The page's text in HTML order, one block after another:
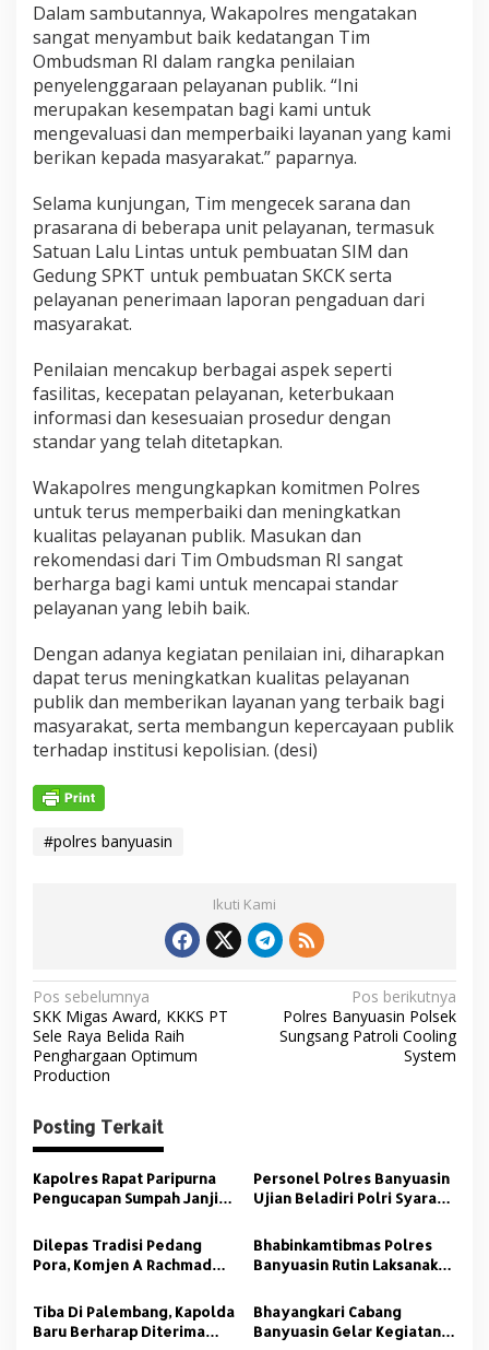
Dalam sambutannya, Wakapolres mengatakan
sangat menyambut baik kedatangan Tim
Ombudsman RI dalam rangka penilaian
penyelenggaraan pelayanan publik. “Ini
merupakan kesempatan bagi kami untuk
mengevaluasi dan memperbaiki layanan yang kami
berikan kepada masyarakat.” paparnya.
Selama kunjungan, Tim mengecek sarana dan
prasarana di beberapa unit pelayanan, termasuk
Satuan Lalu Lintas untuk pembuatan SIM dan
Gedung SPKT untuk pembuatan SKCK serta
pelayanan penerimaan laporan pengaduan dari
masyarakat.
Penilaian mencakup berbagai aspek seperti
fasilitas, kecepatan pelayanan, keterbukaan
informasi dan kesesuaian prosedur dengan
standar yang telah ditetapkan.
Wakapolres mengungkapkan komitmen Polres
untuk terus memperbaiki dan meningkatkan
kualitas pelayanan publik. Masukan dan
rekomendasi dari Tim Ombudsman RI sangat
berharga bagi kami untuk mencapai standar
pelayanan yang lebih baik.
Dengan adanya kegiatan penilaian ini, diharapkan
dapat terus meningkatkan kualitas pelayanan
publik dan memberikan layanan yang terbaik bagi
masyarakat, serta membangun kepercayaan publik
terhadap institusi kepolisian. (desi)
#polres banyuasin
Ikuti Kami
N
a
v
i
g
a
s
i
p
o
s
Pos sebelumnya
SKK Migas Award, KKKS PT
Sele Raya Belida Raih
Penghargaan Optimum
Production
Pos berikutnya
Polres Banyuasin Polsek
Sungsang Patroli Cooling
System
Posting Terkait
Kapolres Rapat Paripurna
Pengucapan Sumpah Janji
Banyuasin
Personel Polres Banyuasin
Ujian Beladiri Polri Syarat
Dilepas Tradisi Pedang
Pora, Komjen A Rachmad
Meneteskan Air Mata
Bhabinkamtibmas Polres
Banyuasin Rutin Laksanakan
Tiba Di Palembang, Kapolda
Baru Berharap Diterima
Bhayangkari Cabang
Banyuasin Gelar Kegiatan